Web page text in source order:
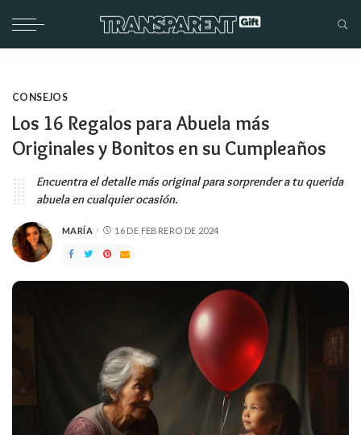
CONSEJOS
Los 16 Regalos para Abuela más
Originales y Bonitos en su Cumpleaños
Encuentra el detalle más original para sorprender a tu querida
abuela en cualquier ocasión.
PUBLICADO
MARÍA 16 DE FEBRERO DE 2024